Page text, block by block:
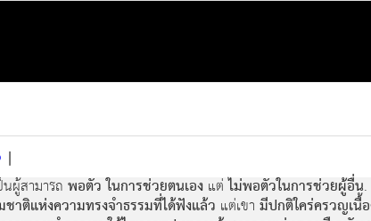
|
ผู้สามารถพอตัว ในการช่วยตนเอง แต่ไม่พอตัวในการช่วยผู้อื่น
าติแห่งความทรงจำธรรมที่ได้ฟังแล้ว แต่เขา มีปกติใคร่ครวญเนื้